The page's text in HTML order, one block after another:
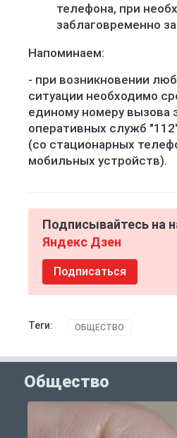
телефона, при
заблаговременно
Напоминаем:
- при возникновении
ситуации необходимо
единому номеру вызова
оперативных служб
(со стационарных
мобильных устройств).
Подписывайтесь на
Яндекс Дзен
Подписаться
Теги: ОБЩЕСТВО
Общество